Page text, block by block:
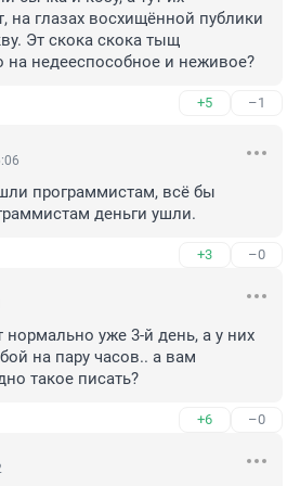
на глазах восхищённой публики
Эт скока скока тыщ
на недееспособное и неживое?
+5 –1
программистам, всё бы
деньги ушли.
+3 –0
нормально уже 3-й день, а у них
на пару часов.. а вам
такое писать?
+6 –0